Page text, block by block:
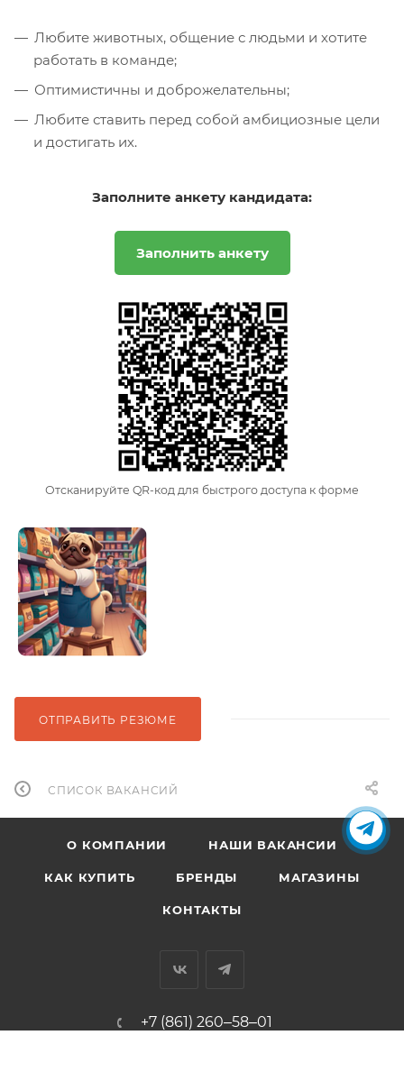
Любите животных, общение с людьми и хотите
работать в команде;
Оптимистичны и доброжелательны;
Любите ставить перед собой амбициозные цели
и достигать их.
Заполните анкету кандидата:
Заполнить анкету
Отсканируйте QR-код для быстрого доступа к форме
ОТПРАВИТЬ РЕЗЮМЕ
СПИСОК ВАКАНСИЙ
О КОМПАНИИ НАШИ ВАКАНСИИ
КАК КУПИТЬ БРЕНДЫ МАГАЗИНЫ
КОНТАКТЫ
+7 (861) 260‒58‒01